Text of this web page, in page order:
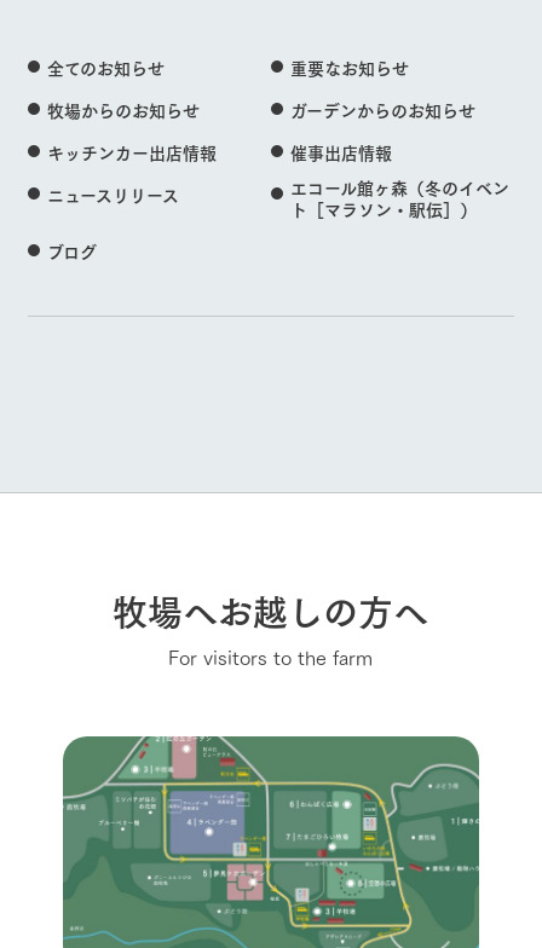
全てのお知らせ
重要なお知らせ
牧場からのお知らせ
ガーデンからのお知らせ
キッチンカー出店情報
催事出店情報
ニュースリリース
エコール館ヶ森（冬のイベン
ト［マラソン・駅伝］）
ブログ
牧場へお越しの方へ
For visitors to the farm